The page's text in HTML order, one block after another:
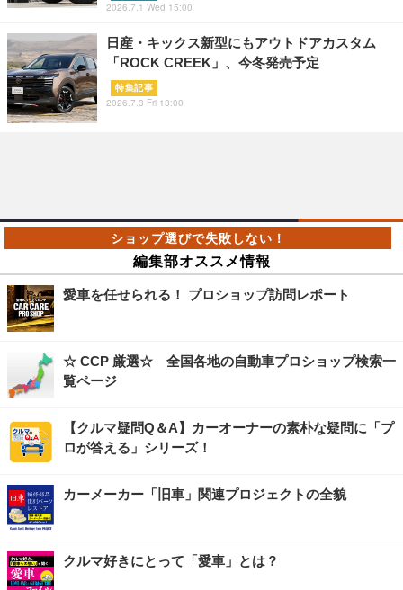
2026.7.1 Wed 15:00
日産・キックス新型にもアウトドアカスタム
「ROCK CREEK」、今冬発売予定
特集記事
2026.7.3 Fri 13:00
編集部オススメ情報
愛車を任せられる！ プロショップ訪問レポート
☆ CCP 厳選☆ 全国各地の自動車プロショップ検索一
覧ページ
【クルマ疑問Q＆A】カーオーナーの素朴な疑問に「プ
ロが答える」シリーズ！
カーメーカー「旧車」関連プロジェクトの全貌
クルマ好きにとって「愛車」とは？